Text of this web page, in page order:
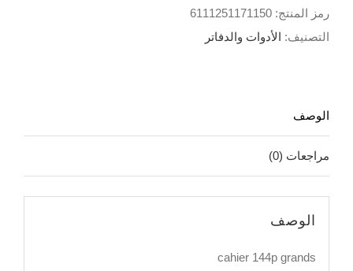
طويلرمز المنتج: 6111251171150
التصنيف: الأدوات والدفاتر
الوصف
مراجعات (0)
الوصف
cahier 144p grands